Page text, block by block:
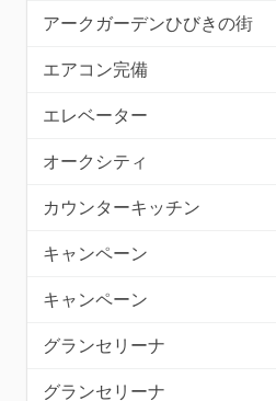
アークガーデンひびきの街
エアコン完備
エレベーター
オークシティ
カウンターキッチン
キャンペーン
キャンペーン
グランセリーナ
グランセリーナ